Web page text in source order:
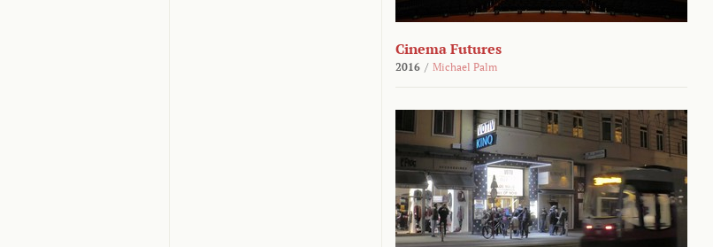
Cinema Futures
2016 / Michael Palm